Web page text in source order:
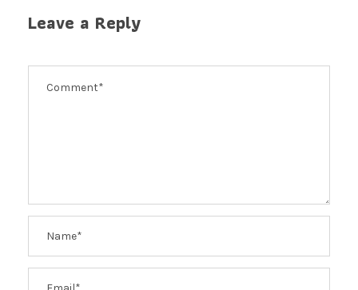
Leave a Reply